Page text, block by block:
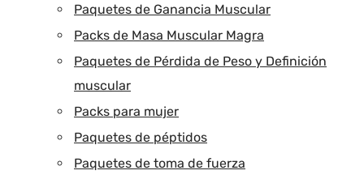
Paquetes de Ganancia Muscular
Packs de Masa Muscular Magra
Paquetes de Pérdida de Peso y Definición
muscular
Packs para mujer
Paquetes de péptidos
Paquetes de toma de fuerza